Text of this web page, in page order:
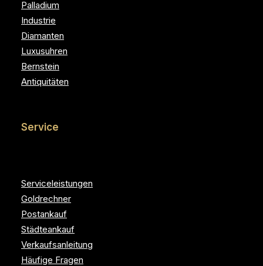
Palladium
Industrie
Diamanten
Luxusuhren
Bernstein
Antiquitäten
Service
Serviceleistungen
Goldrechner
Postankauf
Städteankauf
Verkaufsanleitung
Häufige Fragen